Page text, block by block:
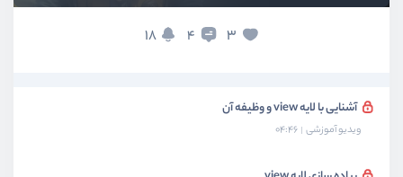
3
4
18
بخش چهارم پیاده سازی لایه controller
آشنایی با لایه view و وظیفه آن
ویدیو آموزشی 04:46